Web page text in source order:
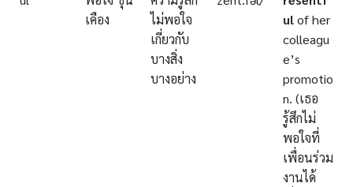
เคือง
ไม่พอใจ
เกี่ยวกับ
บางสิ่ง
บางอย่าง
ulof her
colleagu
e’s
promotio
n. (เธอ
รู้สึกไม่
พอใจที่
เพื่อนร่วม
งานได้